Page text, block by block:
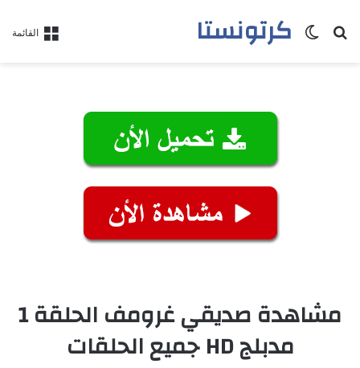
القائمة كرتونستابحث عنالوضع المظلم
مشاهدة صديقي غرومف الحلقة 1
مدبلج HD جميع الحلقات